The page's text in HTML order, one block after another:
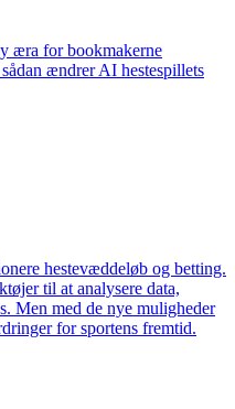
æra for bookmakerne
ændrer AI hestespillets
hestevæddeløb og betting.
til at analysere data,
Men med de nye muligheder
for sportens fremtid.